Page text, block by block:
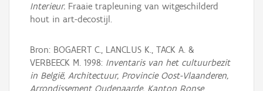
Interieur. Fraaie trapleuning van witgeschilderd
hout in art-decostijl.
Bron: BOGAERT C., LANCLUS K., TACK A. &
VERBEECK M. 1998: Inventaris van het cultuurbezit
in België, Architectuur, Provincie Oost-Vlaanderen,
Arrondissement Oudenaarde, Kanton Ronse,